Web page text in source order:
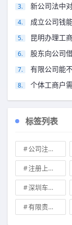
新公司法中
成立公司钱
昆明办理工
股东向公司
有限公司能
个体工商户
标签列表
公司注册地址可不可以改
注册上海公司
深圳车牌可以转让吗？
有限责任公司的出资份额能继承吗